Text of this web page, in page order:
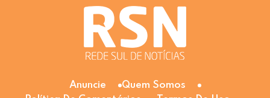
Anuncie
Quem Somos